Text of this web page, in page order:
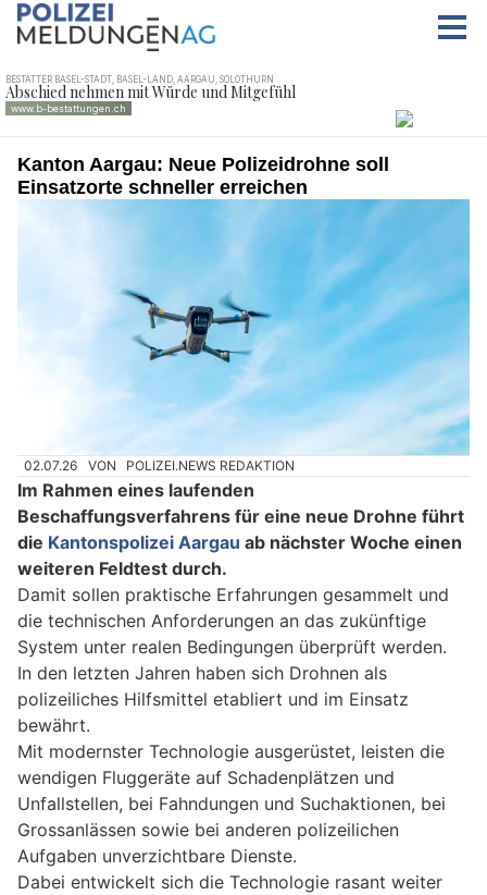
Kanton Aargau: Neue Polizeidrohne soll
Einsatzorte schneller erreichen
02.07.26 VON POLIZEI.NEWS REDAKTION
Im Rahmen eines laufenden
Beschaffungsverfahrens für eine neue Drohne führt
die Kantonspolizei Aargau ab nächster Woche einen
weiteren Feldtest durch.
Damit sollen praktische Erfahrungen gesammelt und
die technischen Anforderungen an das zukünftige
System unter realen Bedingungen überprüft werden.
In den letzten Jahren haben sich Drohnen als
polizeiliches Hilfsmittel etabliert und im Einsatz
bewährt.
Mit modernster Technologie ausgerüstet, leisten die
wendigen Fluggeräte auf Schadenplätzen und
Unfallstellen, bei Fahndungen und Suchaktionen, bei
Grossanlässen sowie bei anderen polizeilichen
Aufgaben unverzichtbare Dienste.
Dabei entwickelt sich die Technologie rasant weiter